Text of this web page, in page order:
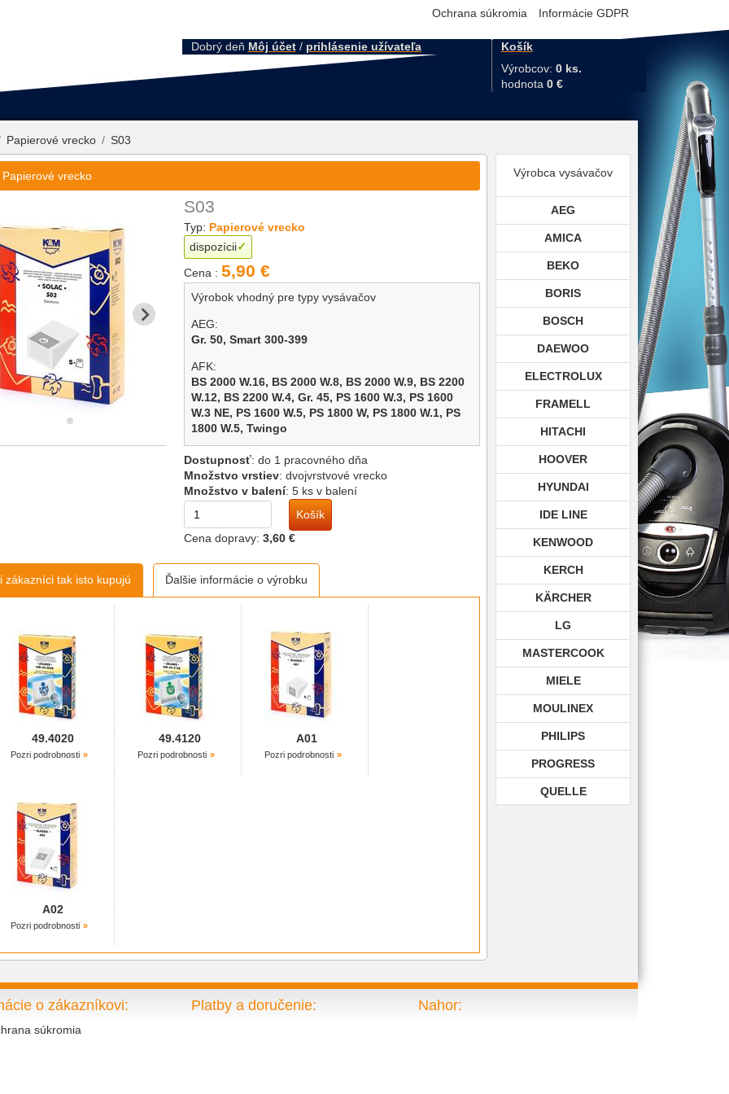
Ochrana súkromia Informácie GDPR
Dobrý deň Môj účet/ prihlásenie užívateľa
Košík
Výrobcov: 0 ks.
hodnota 0 €
Papierové vrecko S03
vrecko
S03
Typ: Papierové vrecko
dispozícii
Cena :5,90 €
Výrobok vhodný pre typy vysávačov
AEG:
Gr. 50,Smart 300-399
AFK:
BS 2000 W.16, BS 2000 W.8, BS 2000 W.9, BS 2200
W.12, BS 2200 W.4,Gr. 45, PS 1600 W.3, PS 1600
W.3 NE, PS 1600 W.5, PS 1800 W, PS 1800 W.1, PS
1800 W.5,Twingo
BESTRON:
DVC 1700 E,DVC 2000 E
BOMANN:
CB 949,
CB 969,
CHROMEX:
CLATRONIC:
BS 1232,BS 1233,BS 1235,BS 1243,BS 1245,BS
BS Weasel 900
DAREL:
QZ 11 B,QZ 12 B
DE SINA:
BSS Green Line Silence,Siber, Space,
DE`LONGHI:
XHT 170E,
XTD 2040,XTD 2050 E,
DIRT DEVIL:
BS 901
Dostupnosť:do 1 pracovného dňa
Množstvo vrstiev:dvojvrstvové vrecko
Množstvo v balení:5 ks v balení
Košík
Cena dopravy:3,60 €
zákazníci tak isto kupujú Ďalšie informácie o výrobku
49.4020
Pozri podrobnosti
49.4120
Pozri podrobnosti
A01
Pozri podrobnosti
A02
Pozri podrobnosti
Výrobca vysávačov
AEG
AMICA
BEKO
BORIS
BOSCH
DAEWOO
ELECTROLUX
FRAMELL
HITACHI
HOOVER
HYUNDAI
IDE LINE
KENWOOD
KERCH
KÄRCHER
LG
MASTERCOOK
MIELE
MOULINEX
PHILIPS
PROGRESS
QUELLE
TWIST
o zákazníkovi:
súkromia
Platby a doručenie: Nahor: